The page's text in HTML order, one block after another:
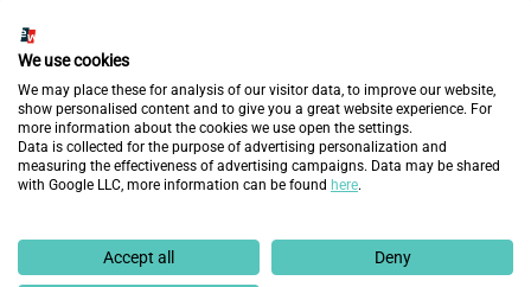
exclusión social en Aragón con la nueva edición del
programa ‘Cambiando Vidas’
19 de febrero de 2025
DESCUBRE MÁS
We use cookies
We may place these for analysis of our visitor data, to improve our website,
show personalised content and to give you a great website experience. For
more information about the cookies we use open the settings.
Data is collected for the purpose of advertising personalization and
measuring the effectiveness of advertising campaigns. Data may be shared
with Google LLC, more information can be found here.
Accept all Deny